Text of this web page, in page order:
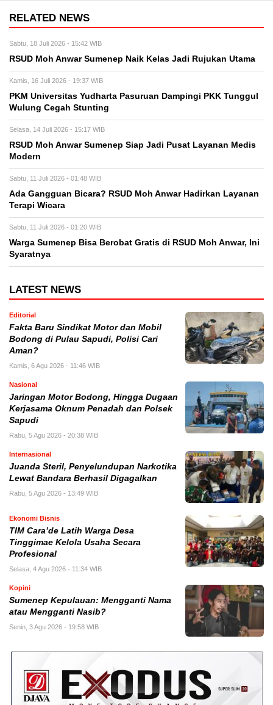
RELATED NEWS
Sabtu, 18 Juli 2026 - 15:42 WIB
RSUD Moh Anwar Sumenep Naik Kelas Jadi Rujukan Utama
Kamis, 16 Juli 2026 - 19:37 WIB
PKM Universitas Yudharta Pasuruan Dampingi PKK Tunggul
Wulung Cegah Stunting
Selasa, 14 Juli 2026 - 15:17 WIB
RSUD Moh Anwar Sumenep Siap Jadi Pusat Layanan Medis
Modern
Sabtu, 11 Juli 2026 - 01:48 WIB
Ada Gangguan Bicara? RSUD Moh Anwar Hadirkan Layanan
Terapi Wicara
Sabtu, 11 Juli 2026 - 01:20 WIB
Warga Sumenep Bisa Berobat Gratis di RSUD Moh Anwar, Ini
Syaratnya
LATEST NEWS
Editorial
Fakta Baru Sindikat Motor dan Mobil
Bodong di Pulau Sapudi, Polisi Cari
Aman?
Kamis, 6 Agu 2026 - 11:46 WIB
Nasional
Jaringan Motor Bodong, Hingga Dugaan
Kerjasama Oknum Penadah dan Polsek
Sapudi
Rabu, 5 Agu 2026 - 20:38 WIB
Internasional
Juanda Steril, Penyelundupan Narkotika
Lewat Bandara Berhasil Digagalkan
Rabu, 5 Agu 2026 - 13:49 WIB
Ekonomi Bisnis
TIM Cara’de Latih Warga Desa
Tinggimae Kelola Usaha Secara
Profesional
Selasa, 4 Agu 2026 - 11:34 WIB
Kopini
Sumenep Kepulauan: Mengganti Nama
atau Mengganti Nasib?
Senin, 3 Agu 2026 - 19:58 WIB